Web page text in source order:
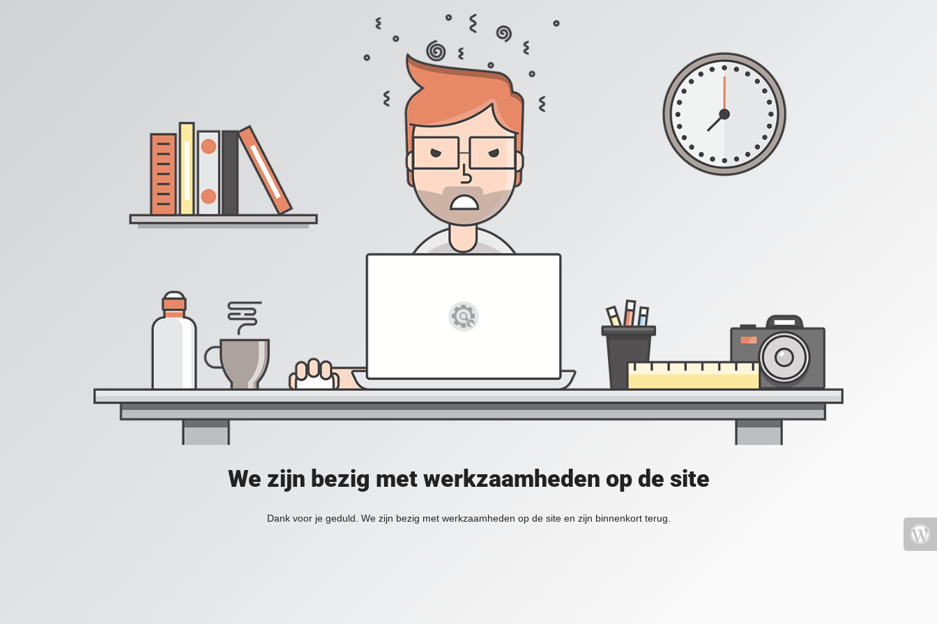
We zijn bezig met werkzaamheden op de site
Dank voor je geduld. We zijn bezig met werkzaamheden op de site en zijn binnenkort terug.